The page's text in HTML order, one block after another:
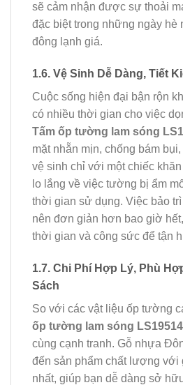
sẽ cảm nhận được sự thoải
đặc biệt trong những ngày hè
đông lạnh giá.
1.6. Vệ Sinh Dễ Dàng, Tiết
Cuộc sống hiện đại bận rộn
có nhiều thời gian cho việc
Tấm ốp tường lam sóng
mặt nhẵn mịn, chống bám
vệ sinh chỉ với một chiếc
lo lắng về việc tường bị ẩm
thời gian sử dụng. Việc bảo trì
nên đơn giản hơn bao giờ
thời gian và công sức để tận
1.7. Chi Phí Hợp Lý, Phù
Sách
So với các vật liệu ốp tường
ốp tường lam sóng
cùng cạnh tranh. Gỗ nhựa
đến sản phẩm chất lượng với
nhất, giúp bạn dễ dàng sở